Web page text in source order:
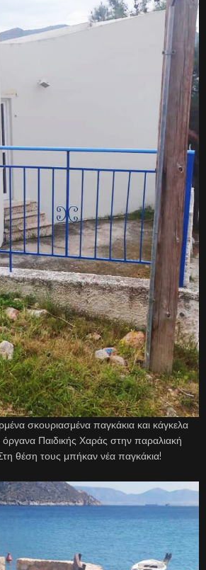
σκουριασμένα παγκάκια και κάγκελα
όργανα Παιδικής Χαράς στην παραλιακή
θέση τους μπήκαν νέα παγκάκια!